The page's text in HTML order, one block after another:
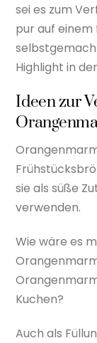
sei es zum
pur auf
Highlight in
Ideen zur
sie als süße
verwenden.
Wie wäre es
Kuchen?
Auch als